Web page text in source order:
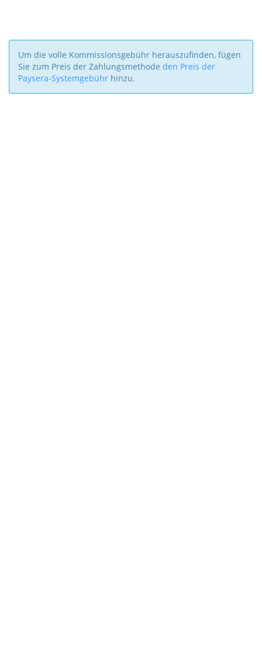
Um die volle Kommissionsgebühr herauszufinden, fügen
Sie zum Preis der Zahlungsmethode den Preis der
Paysera-Systemgebühr hinzu.